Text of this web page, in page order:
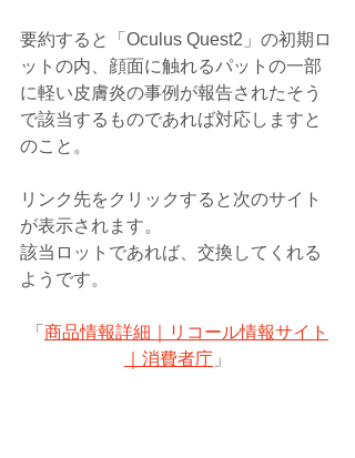
要約すると「Oculus Quest2」の初期ロ
ットの内、顔面に触れるパットの一部
に軽い皮膚炎の事例が報告されたそう
で該当するものであれば対応しますと
のこと。
リンク先をクリックすると次のサイト
が表示されます。
該当ロットであれば、交換してくれる
ようです。
「 商品情報詳細｜リコール情報サイト
｜消費者庁 」